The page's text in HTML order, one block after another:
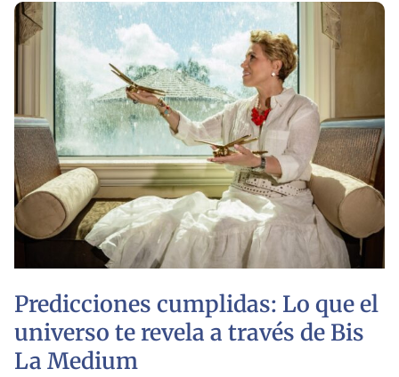
Predicciones cumplidas: Lo que el
universo te revela a través de Bis
La Medium